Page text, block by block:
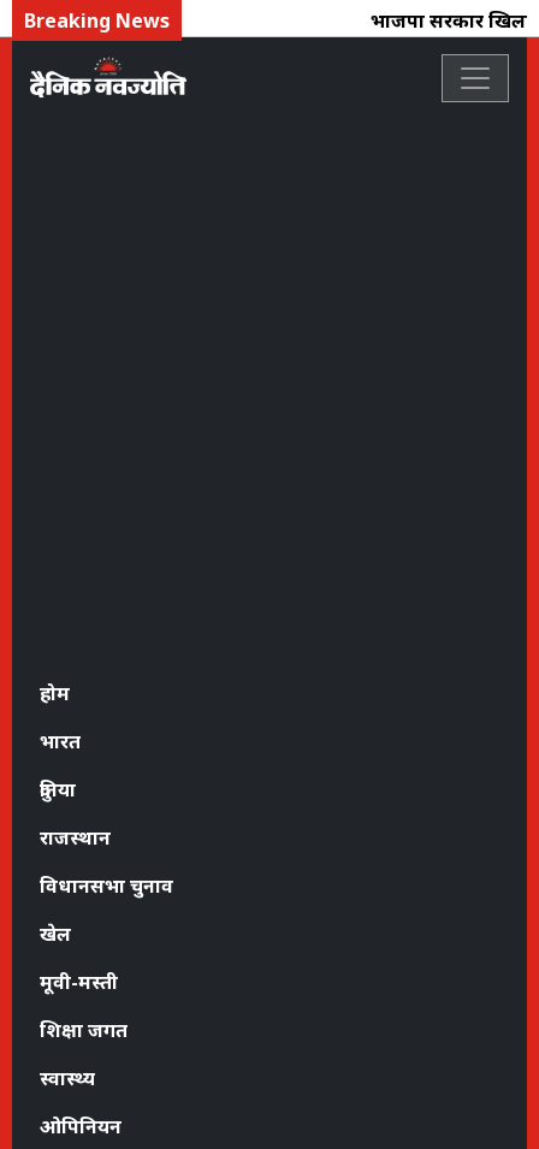
Breaking News भाजपा सरकार
होम
भारत
दुनिया
राजस्थान
विधानसभा चुनाव
खेल
मूवी-मस्ती
शिक्षा जगत
स्वास्थ्य
ओपिनियन